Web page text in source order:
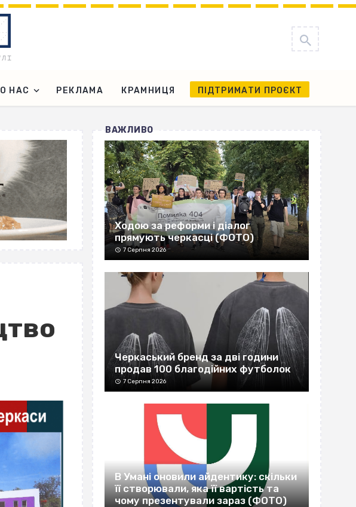
НАС РЕКЛАМА КРАМНИЦЯ ПІДТРИМАТИ ПРОЄКТ
ВАЖЛИВО
Ходою за реформи і діалог
прямують черкасці (ФОТО)
7 Серпня 2026
Черкаський бренд за дві години
продав 100 благодійних футболок
7 Серпня 2026
В Умані оновили айдентику: скільки
її створювали, яка її вартість та
чому презентували зараз (ФОТО)